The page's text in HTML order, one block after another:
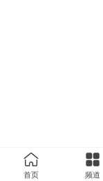
首页 频道